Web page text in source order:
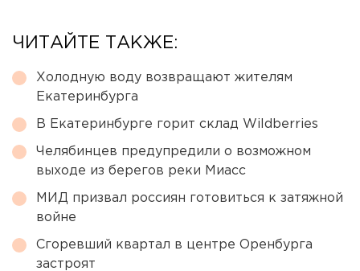
ЧИТАЙТЕ ТАКЖЕ:
Холодную воду возвращают жителям
Екатеринбурга
В Екатеринбурге горит склад Wildberries
Челябинцев предупредили о возможном
выходе из берегов реки Миасс
МИД призвал россиян готовиться к затяжной
войне
Сгоревший квартал в центре Оренбурга
застроят